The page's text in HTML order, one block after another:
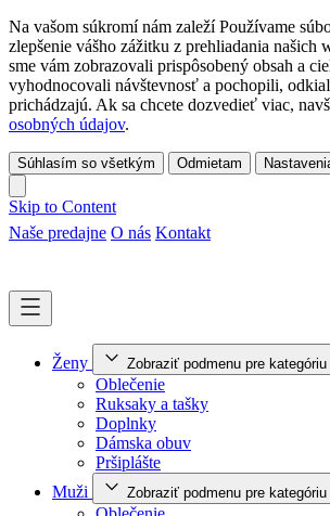
Na vašom súkromí nám zaleží Používame
zlepšenie vášho zážitku z prehliadania našich
sme vám zobrazovali prispôsobený obsah a
vyhodnocovali návštevnosť a pochopili,
prichádzajú. Ak sa chcete dozvedieť viac,
osobných údajov.
Súhlasím so všetkým Odmietam
Skip to Content
Naše predajne O nás Kontakt
Ženy Zobraziť podmenu pre
Oblečenie
Ruksaky a tašky
Doplnky
Dámska obuv
Pršiplášte
Muži
Zobraziť podmenu pre kategóriu